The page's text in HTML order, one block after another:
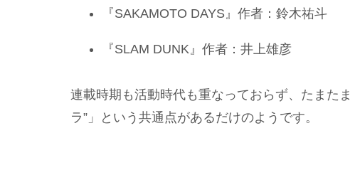
『SAKAMOTO DAYS』作者：鈴木祐斗
『SLAM DUNK』作者：井上雄彦
連載時期も活動時代も重なっておらず、たまた
ラ”」という共通点があるだけのようです。